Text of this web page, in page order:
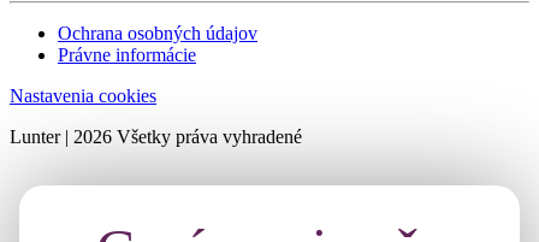
Ochrana osobných údajov
Právne informácie
Nastavenia cookies
Lunter | 2026 Všetky práva vyhradené